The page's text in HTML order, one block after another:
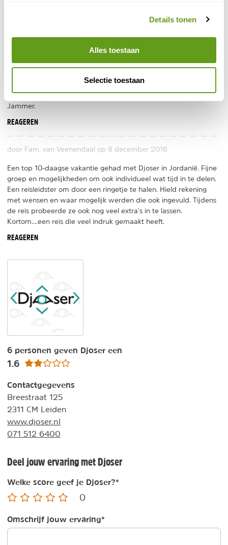
Details tonen
Alles toestaan
Selectie toestaan
ook Puebla gemist omdat de tijd te kort was om te bezoeken .
natuur. Reisleidster en vervoer onderweg prima . Eurowings is
geen Lufthansa zoals Djoser vooraf meldt . Misleidend .
hebben geklaagd over de tijdsdruk heeft Djoser geen
aanpassingen gedaan in het programma.
Jammer.
REAGEREN
door Fam. van Veenendaal op 8 december 2016
Een top 10-daagse vakantie gehad met Djoser in Jordanië. Fijne
groep en mogelijkheden om ook individueel wat tijd in te delen.
Een reisleidster om door een ringetje te halen. Hield rekening
met wensen en waar mogelijk werden die ook ingevuld. Tijdens
de reis probeerde ze ook nog veel extra's in te lassen.
Kortom....een reis die veel indruk gemaakt heeft.
REAGEREN
6 personen geven Djoser een
1.6
Contactgegevens
Breestraat 125
2311 CM Leiden
www.djoser.nl
071 512 6400
Deel jouw ervaring met Djoser
Welke score geef je Djoser?*
0
Omschrijf jouw ervaring*